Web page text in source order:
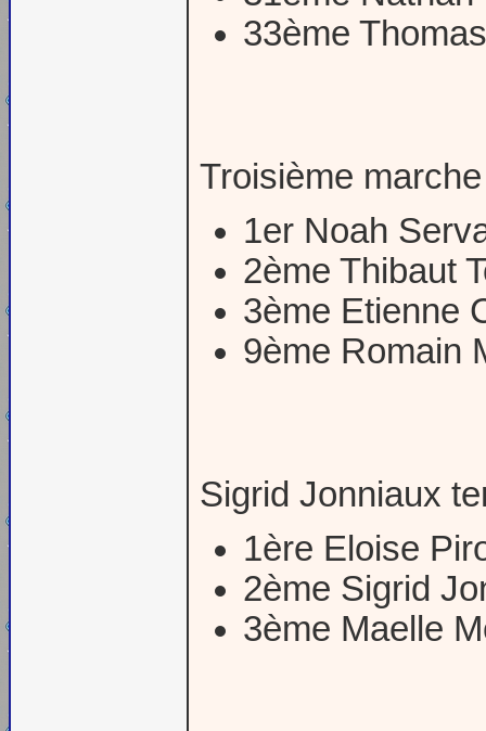
33ème
Troisième
1er Noah
2ème Thibaut
3ème Etienne
9ème Romain
Sigrid Jonniaux
1ère Eloise
2ème Sigrid
3ème Maelle